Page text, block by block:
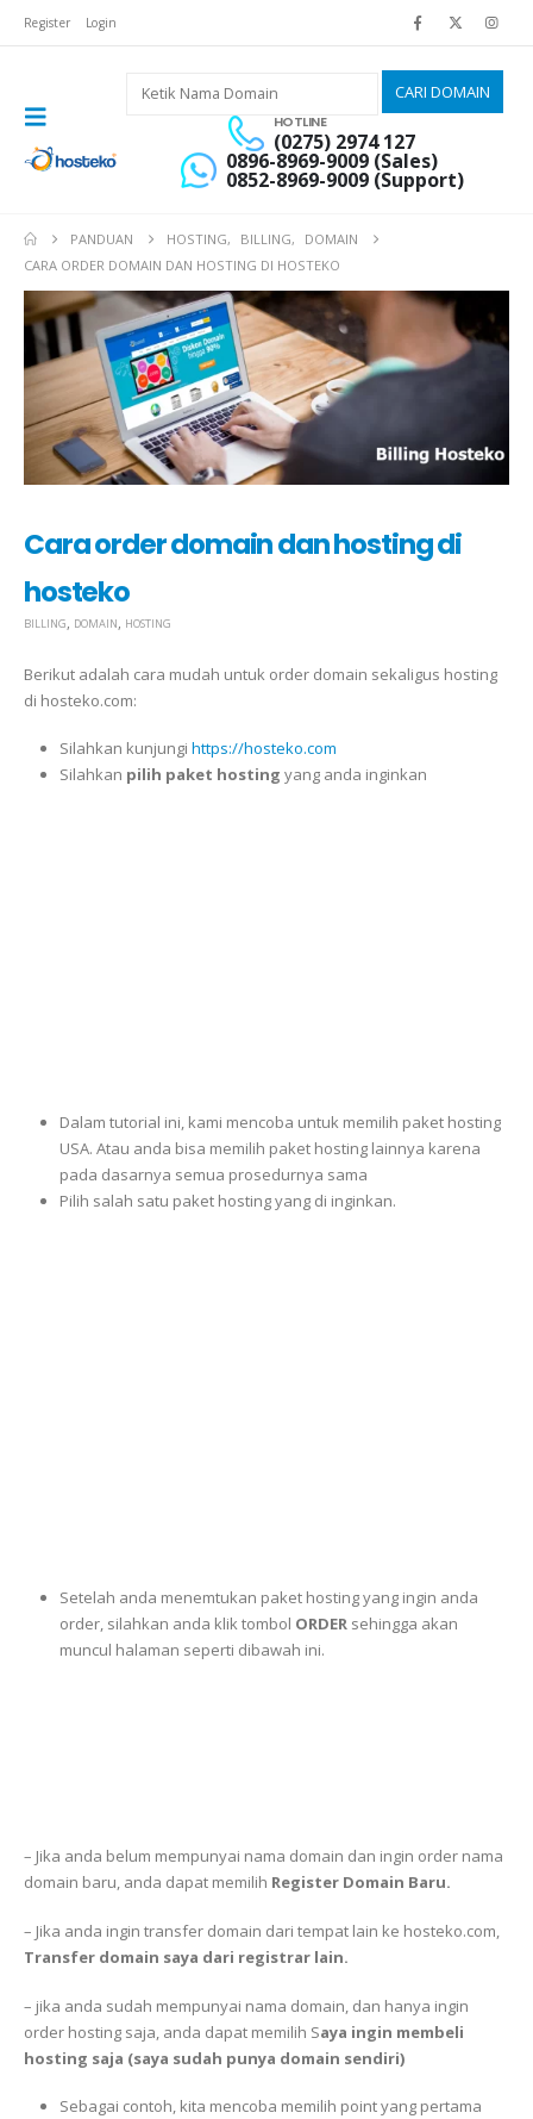
Register Login
HOTLINE
(0275) 2974 127
0896-8969-9009 (Sales)
0852-8969-9009 (Support)
PANDUAN HOSTING, BILLING,
DOMAIN
CARA ORDER DOMAIN DAN HOSTING DI HOSTEKO
Cara order domain dan hosting di
hosteko
BILLING DOMAIN HOSTING
Berikut adalah cara mudah untuk order domain sekaligus hosting
di hosteko.com:
Silahkan kunjungi https://hosteko.com
Silahkan pilih paket hosting yang anda inginkan
Dalam tutorial ini, kami mencoba untuk memilih paket hosting
USA. Atau anda bisa memilih paket hosting lainnya karena
pada dasarnya semua prosedurnya sama
Pilih salah satu paket hosting yang di inginkan.
Setelah anda menemtukan paket hosting yang ingin anda
order, silahkan anda klik tombol ORDER sehingga akan
muncul halaman seperti dibawah ini.
– Jika anda belum mempunyai nama domain dan ingin order nama
domain baru, anda dapat memilih Register Domain Baru.
– Jika anda ingin transfer domain dari tempat lain ke hosteko.com,
Transfer domain saya dari registrar lain.
– jika anda sudah mempunyai nama domain, dan hanya ingin
order hosting saja, anda dapat memilih Saya ingin membeli
hosting saja (saya sudah punya domain sendiri)
Sebagai contoh, kita mencoba memilih point yang pertama